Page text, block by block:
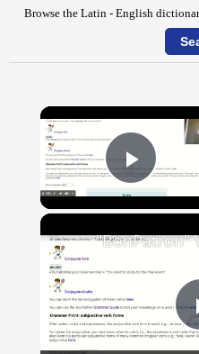
Browse the Latin - English
Play